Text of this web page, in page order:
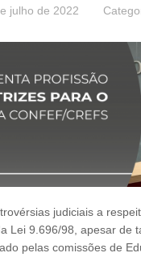
julho de 2022
judiciais a
9.696/98, apesar de
pelas comissões de